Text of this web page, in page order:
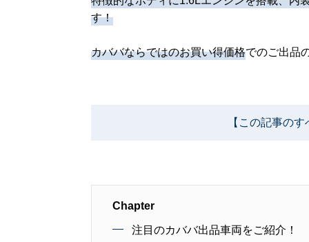
す！
カババならではのお買い得価格でのご出品
【この記事の
Chapter
注目のカババ出品車両をご紹介！